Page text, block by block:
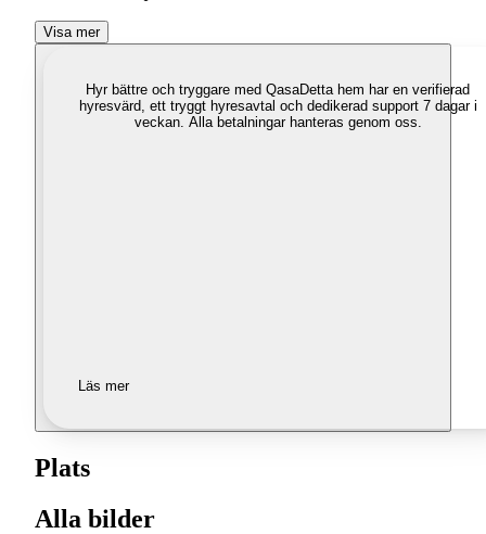
Visa mer
Hyr bättre och tryggare med QasaDetta hem har en verifierad
hyresvärd, ett tryggt hyresavtal och dedikerad support 7 dagar i
veckan. Alla betalningar hanteras genom oss.
Läs mer
Plats
Alla bilder